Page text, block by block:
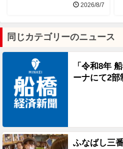
2026/8/7
同じカテゴリーのニュース
「令和8年
ーナにて2部
ふなばし三